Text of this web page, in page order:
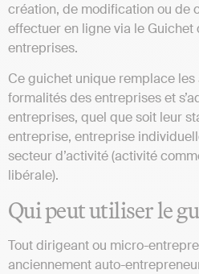
création, de modification ou de
effectuer en ligne via le
entreprises.
Ce guichet unique remplace
formalités des entreprises et
entreprises, quel que soit leur
entreprise, entreprise
secteur d’activité (activité
libérale).
Qui peut utiliser le
Tout dirigeant ou micro-
anciennement auto-